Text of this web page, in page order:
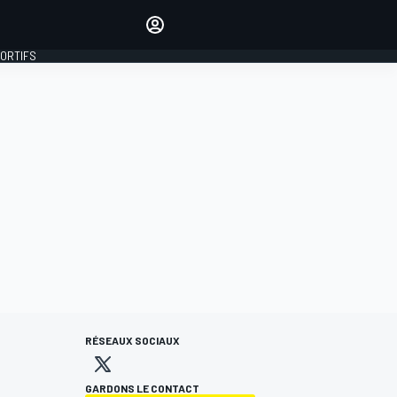
RÉSEAUX SOCIAUX
GARDONS LE CONTACT